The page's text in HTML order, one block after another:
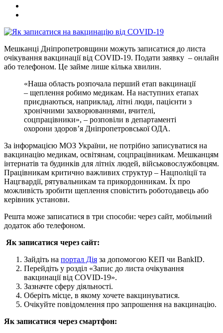
Мешканці Дніпропетровщини можуть записатися до листа
очікування вакцинації від COVID-19. Подати заявку – онлайн
або телефоном. Це займе лише кілька хвилин.
«Наша область розпочала перший етап вакцинації
– щеплення робимо медикам. На наступних етапах
приєднаються, наприклад, літні люди, пацієнти з
хронічними захворюваннями, вчителі,
соцпрацівники», – розповіли в департаменті
охорони здоров’я Дніпропетровської ОДА.
За інформацією МОЗ України, не потрібно записуватися на
вакцинацію медикам, освітянам, соцпрацівникам. Мешканцям
інтернатів та будинків для літніх людей, військовослужбовцям.
Працівникам критично важливих структур – Нацполіції та
Нацгвардії, рятувальникам та прикордонникам. Їх про
можливість зробити щеплення сповістить роботодавець або
керівник установи.
Решта може записатися в три способи: через сайт, мобільний
додаток або телефоном.
Як записатися через сайт:
Зайдіть на портал Дія за допомогою КЕП чи BankID.
Перейдіть у розділ «Запис до листа очікування
вакцинації від COVID-19».
Зазначте сферу діяльності.
Оберіть місце, в якому хочете вакцинуватися.
Очікуйте повідомлення про запрошення на вакцинацію.
Як записатися через смартфон: